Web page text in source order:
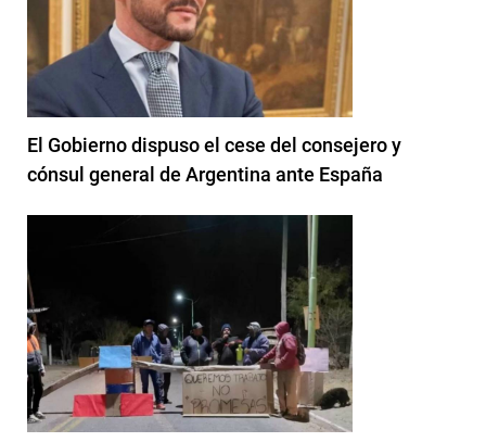
El Gobierno dispuso el cese del consejero y
cónsul general de Argentina ante España